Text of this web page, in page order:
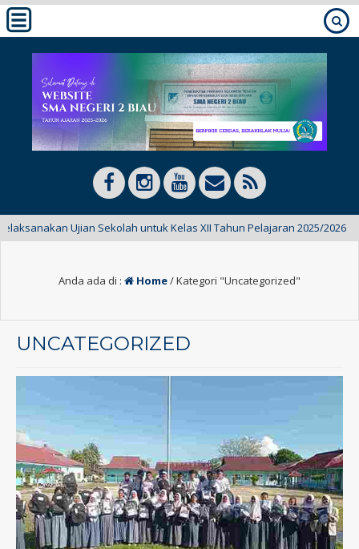
Ujian Sekolah untuk Kelas XII Tahun Pelajaran 2025/2026
Anda ada di : Home/Kategori "Uncategorized"
UNCATEGORIZED